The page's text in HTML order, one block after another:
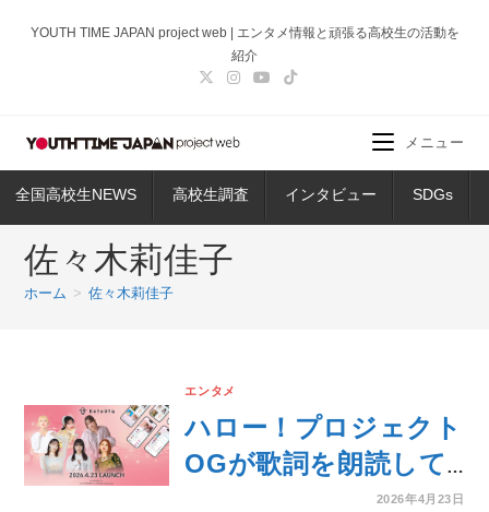
ス
ッ
YOUTH TIME JAPAN project web | エンタメ情報と頑張る高校生の活動を
紹介
全国高校生NEWS 高校生調査 インタビュー SDGs
メニュー
佐々木莉佳子
ホーム > 佐々木莉佳子
エンタメ
ハロー！プロジェクト
OGが歌詞を朗読して
届ける新サービス2026年4月23日